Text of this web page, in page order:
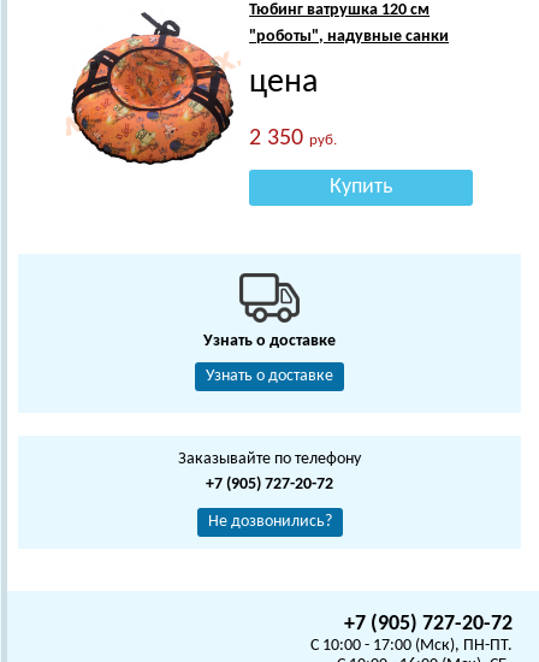
Тюбинг ватрушка 120 см
"роботы", надувные санки
цена
2 350руб.
Купить
Узнать о доставке
Узнать о доставке
Заказывайте по телефону
+7 (905) 727-20-72
Не дозвонились?
+7 (905) 727-20-72
C 10:00 - 17:00 (Мск), ПН-ПТ.